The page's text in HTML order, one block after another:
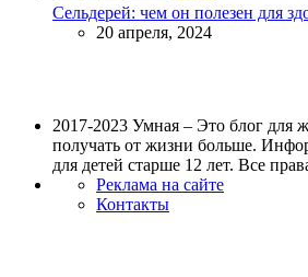
Сельдерей: чем он полезен для
20 апреля, 2024
2017-2023 Умная – Это блог для
получать от жизни больше.
для детей старше 12 лет. Все
Реклама на сайте
Контакты